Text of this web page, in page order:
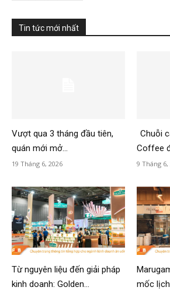
Tin tức mới nhất
Vượt qua 3 tháng đầu tiên,
quán mới mở...
19 Tháng 6, 2026
Chuỗi
Coffee
9 Tháng 6,
Từ nguyên liệu đến giải pháp
kinh doanh: Golden...
mốc